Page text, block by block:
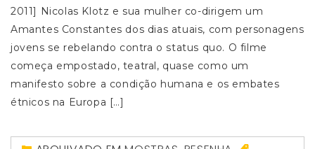
2011] Nicolas Klotz e sua mulher co-dirigem um
Amantes Constantes dos dias atuais, com personagens
jovens se rebelando contra o status quo. O filme
começa empostado, teatral, quase como um
manifesto sobre a condição humana e os embates
étnicos na Europa […]